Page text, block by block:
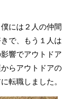
には２人の仲間
で、もう１人は
響でアウトドア
らアウトドアの
転職しました。